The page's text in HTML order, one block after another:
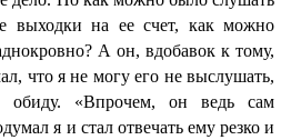
выходки на ее счет, как можно
А он, вдобавок к тому,
что я не могу его не выслушать,
обиду. «Впрочем, он ведь сам
я и стал отвечать ему резко и